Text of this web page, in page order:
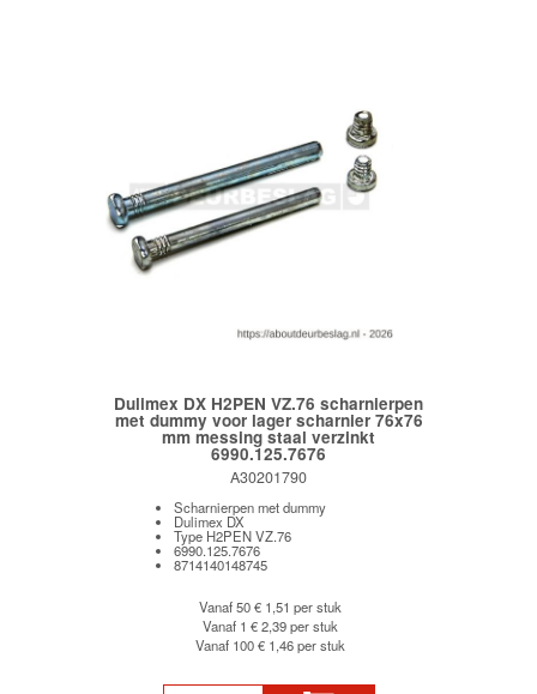
Dulimex DX H2PEN VZ.76 scharnierpen
met dummy voor lager scharnier 76x76
mm messing staal verzinkt
6990.125.7676
A30201790
Scharnierpen met dummy
Dulimex DX
Type H2PEN VZ.76
6990.125.7676
8714140148745
Vanaf 50€ 1,51 per stuk
Vanaf 1 € 2,39 per stuk
Vanaf 100€ 1,46 per stuk